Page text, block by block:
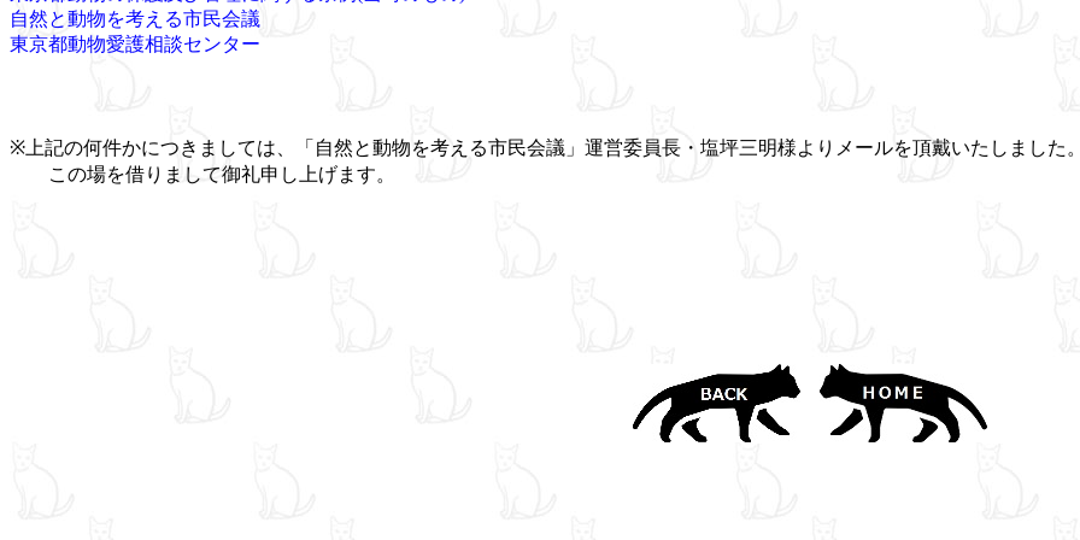
自然と動物を考える市民会議
東京都動物愛護相談センター
※上記の何件かにつきましては、「自然と動物を考える市民会議」運営委員長・塩坪三明様よりメールを頂戴いたしました
この場を借りまして御礼申し上げます。